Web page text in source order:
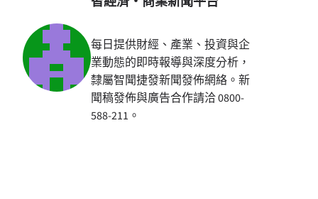
每日提供財經、產業、投資與企
業動態的即時報導與深度分析，
隸屬智聞捷發新聞發佈網絡。新
聞稿發佈與廣告合作請洽 0800-
588-211。